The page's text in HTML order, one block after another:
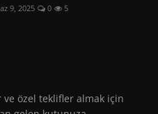
9, 2025 0 5
özel teklifler almak için